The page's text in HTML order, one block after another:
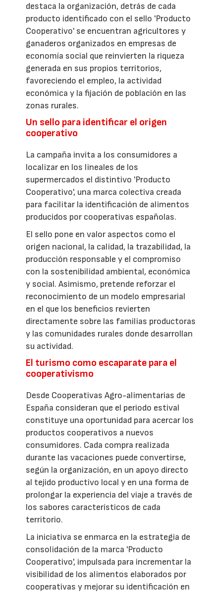
destaca la organización, detrás de cada
producto identificado con el sello 'Producto
Cooperativo' se encuentran agricultores y
ganaderos organizados en empresas de
economía social que reinvierten la riqueza
generada en sus propios territorios,
favoreciendo el empleo, la actividad
económica y la fijación de población en las
zonas rurales.
Un sello para identificar el origen
cooperativo
La campaña invita a los consumidores a
localizar en los lineales de los
supermercados el distintivo 'Producto
Cooperativo', una marca colectiva creada
para facilitar la identificación de alimentos
producidos por cooperativas españolas.
El sello pone en valor aspectos como el
origen nacional, la calidad, la trazabilidad, la
producción responsable y el compromiso
con la sostenibilidad ambiental, económica
y social. Asimismo, pretende reforzar el
reconocimiento de un modelo empresarial
en el que los beneficios revierten
directamente sobre las familias productoras
y las comunidades rurales donde desarrollan
su actividad.
El turismo como escaparate para el
cooperativismo
Desde Cooperativas Agro-alimentarias de
España consideran que el periodo estival
constituye una oportunidad para acercar los
productos cooperativos a nuevos
consumidores. Cada compra realizada
durante las vacaciones puede convertirse,
según la organización, en un apoyo directo
al tejido productivo local y en una forma de
prolongar la experiencia del viaje a través de
los sabores característicos de cada
territorio.
La iniciativa se enmarca en la estrategia de
consolidación de la marca 'Producto
Cooperativo', impulsada para incrementar la
visibilidad de los alimentos elaborados por
cooperativas y mejorar su identificación en